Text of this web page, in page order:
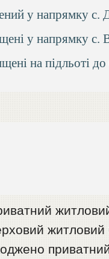
у напрямку с.
у напрямку с.
на підльоті до